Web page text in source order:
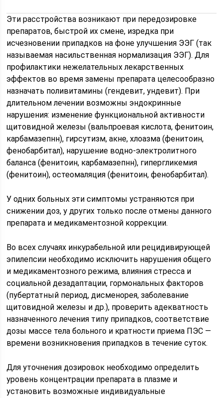
Эти расстройства возникают при передозировке
препаратов, быстрой их смене, изредка при
исчезновении припадков на фоне улучшения ЭЭГ (так
называемая насильственная нормализация ЭЭГ). Для
профилактики нежелательных лекарственных
эффектов во время замены препарата целесообразно
назначать поливитамины (гендевит, ундевит). При
длительном лечении возможны эндокринные
нарушения: изменение функциональной активности
щитовидной железы (вальпроевая кислота, фенитоин,
карбамазепнн), гирсутизм, акне, хлоазма (фенитоин,
фенобарбитал), нарушение водно-электролитного
баланса (фенитоин, карбамазепнн), гипергликемия
(фенитоин), остеомаляция (фенитоин, фенобарбитал).
У одних больных эти симптомы устраняются при
снижении доз, у других только после отмены данного
препарата и медикаментозной коррекции.
Во всех случаях инкурабельной или рецидивирующей
эпилепсии необходимо исключить нарушения общего
и медикаментозного режима, влияния стресса и
социальной дезадаптации, гормональных факторов
(пубертатный период, дисменорея, заболевание
щитовидной железы и др.), проверить адекватность
назначенного лечения типу припадков, соответствие
дозы массе тела больного и кратности приема ПЭС —
времени возникновения припадков в течение суток.
Для уточнения дозировок необходимо определить
уровень концентрации препарата в плазме и
установить возможные индивидуальные